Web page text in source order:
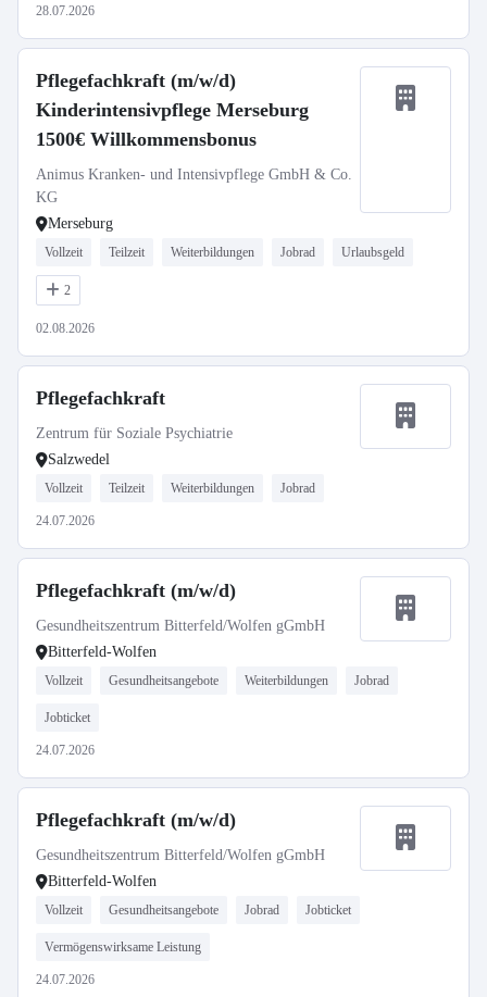
28.07.2026
Pflegefachkraft (m/w/d)
Kinderintensivpflege Merseburg
1500€ Willkommensbonus
Animus Kranken- und Intensivpflege GmbH & Co.
KG
Merseburg
Vollzeit Teilzeit Weiterbildungen Jobrad Urlaubsgeld
2
02.08.2026
Pflegefachkraft
Zentrum für Soziale Psychiatrie
Salzwedel
Vollzeit Teilzeit Weiterbildungen Jobrad
24.07.2026
Pflegefachkraft (m/w/d)
Gesundheitszentrum Bitterfeld/Wolfen gGmbH
Bitterfeld-Wolfen
Vollzeit Gesundheitsangebote Weiterbildungen Jobrad
Jobticket
24.07.2026
Pflegefachkraft (m/w/d)
Gesundheitszentrum Bitterfeld/Wolfen gGmbH
Bitterfeld-Wolfen
Vollzeit Gesundheitsangebote Jobrad Jobticket
Vermögenswirksame Leistung
24.07.2026